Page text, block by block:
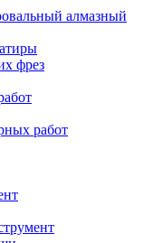
алмазный
фрез
работ